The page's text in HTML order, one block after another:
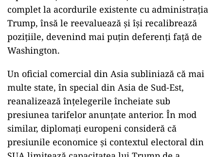
complet la acordurile existente cu administrația
Trump, însă le reevaluează și își recalibrează
pozițiile, devenind mai puțin deferenți față de
Washington.
Un oficial comercial din Asia subliniază că mai
multe state, în special din Asia de Sud-Est,
reanalizează înțelegerile încheiate sub
presiunea tarifelor anunțate anterior. În mod
similar, diplomați europeni consideră că
presiunile economice și contextul electoral din